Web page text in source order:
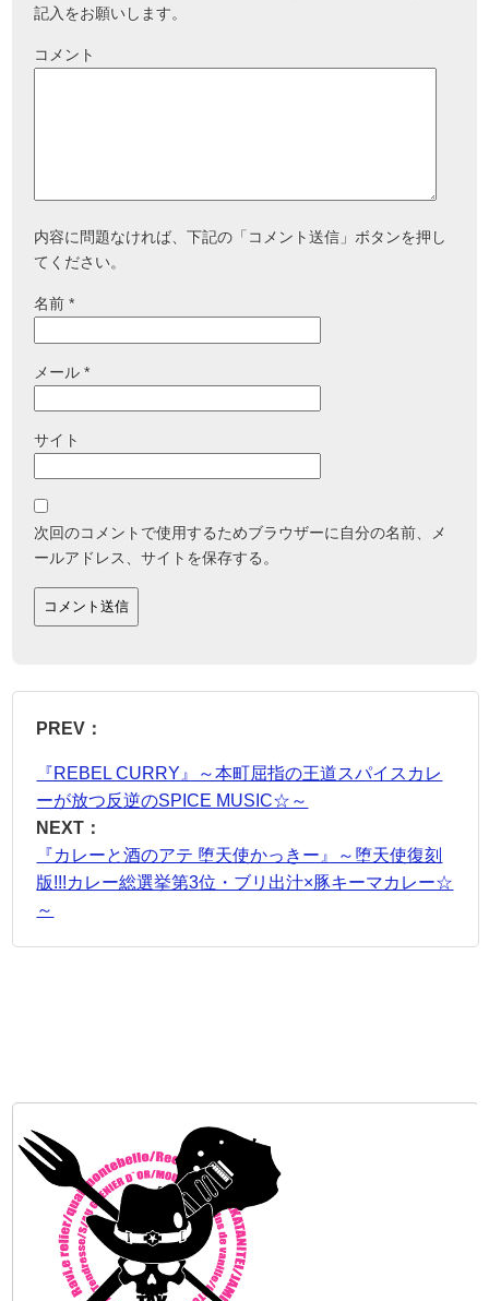
記入をお願いします。
コメント
内容に問題なければ、下記の「コメント送信」ボタンを押し
てください。
名前*
メール*
サイト
次回のコメントで使用するためブラウザーに自分の名前、メ
ールアドレス、サイトを保存する。
PREV：
『REBEL CURRY』～本町屈指の王道スパイスカレ
ーが放つ反逆のSPICE MUSIC☆～
NEXT：
『カレーと酒のアテ 堕天使かっきー』～堕天使復刻
版!!!カレー総選挙第3位・ブリ出汁×豚キーマカレー☆
～